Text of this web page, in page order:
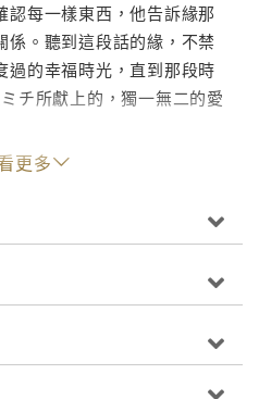
認每一樣東西，他告訴緣那
係。聽到這段話的緣，不禁
過的幸福時光，直到那段時
チ所獻上的，獨一無二的愛
更多